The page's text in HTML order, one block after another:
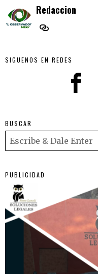
Redaccion
SIGUENOS EN REDES
BUSCAR
PUBLICIDAD